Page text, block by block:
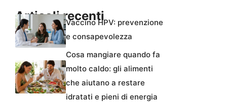
Articoli recentiVaccino HPV: prevenzione
e consapevolezza
Cosa mangiare quando fa
molto caldo: gli alimenti
che aiutano a restare
idratati e pieni di energia